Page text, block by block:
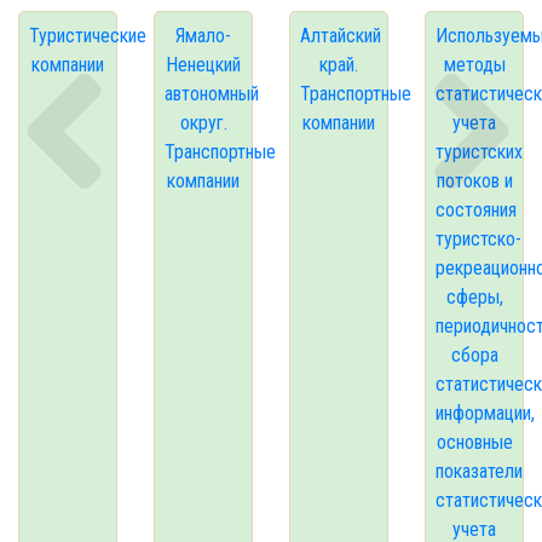
Туристические
компании
Ямало-
Ненецкий
автономный
округ.
Транспортные
компании
Алтайский
край.
Транспортные
компании
методы
учета
туристских
потоков и
состояния
туристско-
сферы,
сбора
информации,
основные
показатели
учета